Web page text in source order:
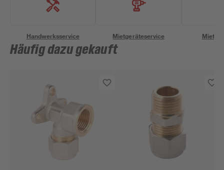
Handwerksservice Mietgeräteservice
Häufig dazu gekauft